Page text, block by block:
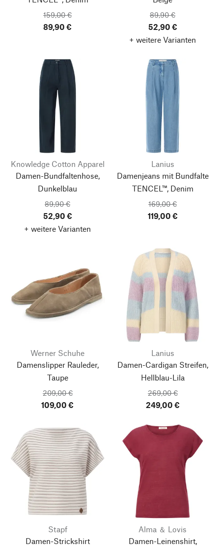
159,00 €
89,90 €
89,90 €
52,90 €
+ weitere Varianten
Knowledge Cotton Apparel
Damen-Bundfaltenhose,
Dunkelblau
89,90 €
52,90 €
+ weitere Varianten
Lanius
Damenjeans mit Bundfalte
TENCEL™, Denim
169,00 €
119,00 €
Werner Schuhe
Damenslipper Rauleder,
Taupe
209,00 €
109,00 €
Lanius
Damen-Cardigan Streifen,
Hellblau-Lila
269,00 €
249,00 €
Stapf
Damen-Strickshirt
Alma ＆ Lovis
Damen-Leinenshirt,